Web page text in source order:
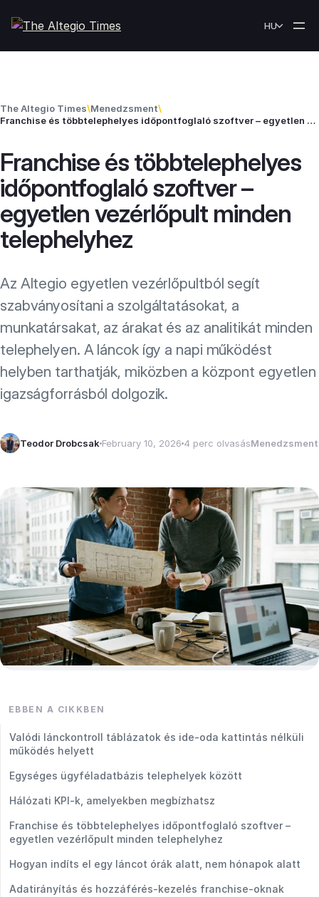
HU
The Altegio Times\Menedzsment\
Franchise és többtelephelyes időpontfoglaló szoftver – egyetlen vezérlőpult minden telephelyhez
Franchise és többtelephelyes
időpontfoglaló szoftver –
egyetlen vezérlőpult minden
telephelyhez
Az Altegio egyetlen vezérlőpultból segít
szabványosítani a szolgáltatásokat, a
munkatársakat, az árakat és az analitikát minden
telephelyen. A láncok így a napi működést
helyben tarthatják, miközben a központ egyetlen
igazságforrásból dolgozik.
Teodor Drobcsak February 10, 2026 4 perc olvasásMenedzsment
EBBEN A CIKKBEN
Valódi lánckontroll táblázatok és ide-oda kattintás nélküli
működés helyett
Egységes ügyféladatbázis telephelyek között
Hálózati KPI-k, amelyekben megbízhatsz
Franchise és többtelephelyes időpontfoglaló szoftver –
egyetlen vezérlőpult minden telephelyhez
Hogyan indíts el egy láncot órák alatt, nem hónapok alatt
Adatirányítás és hozzáférés-kezelés franchise-oknak